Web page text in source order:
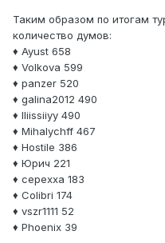
Таким образом по итогам
количество думов:
♦ Ayust 658
♦ Volkova 599
♦ panzer 520
♦ galina2012 490
♦ lliissiiyy 490
♦ Mihalychff 467
♦ Hostile 386
♦ Юрич 221
♦ cepexxa 183
♦ Colibri 174
♦ vszr1111 52
♦ Phoenix 39